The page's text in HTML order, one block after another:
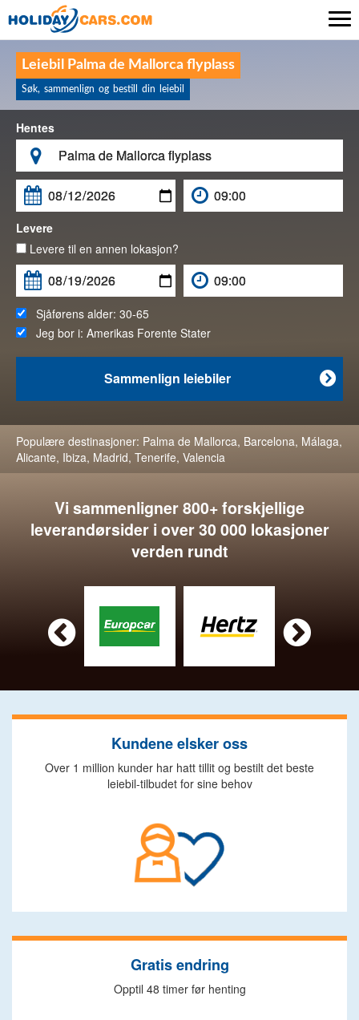
Leiebil Palma de Mallorca flyplass
Søk, sammenlign og bestill din leiebil
Hentes


Levere
Levere til en annen lokasjon?
Sjåførens alder: 30-65
Jeg bor i: Amerikas Forente Stater

Sammenlign leiebiler
Populære destinasjoner: Palma de Mallorca, Barcelona, Málaga,
Alicante, Ibiza, Madrid, Tenerife, Valencia
Vi sammenligner 800+ forskjellige
leverandørsider i over 30 000 lokasjoner
verden rundt
 
Kundene elsker oss
Over 1 million kunder har hatt tillit og bestilt det beste
leiebil-tilbudet for sine behov
Gratis endring
Opptil 48 timer før henting